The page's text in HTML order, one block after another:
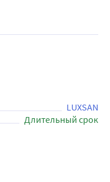
LUXSAN
Длительный срок